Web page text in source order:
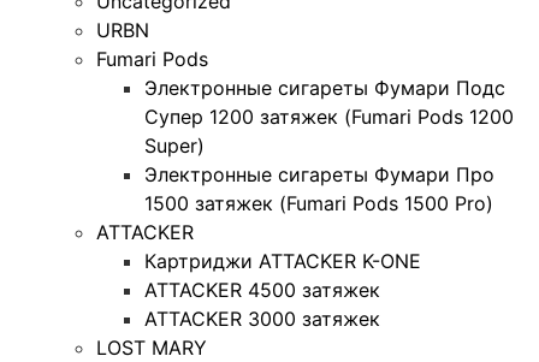
URBN
Fumari Pods
Электронные сигареты Фумари Подс
Супер 1200 затяжек (Fumari Pods 1200
Super)
Электронные сигареты Фумари Про
1500 затяжек (Fumari Pods 1500 Pro)
ATTACKER
Картриджи ATTACKER K-ONE
ATTACKER 4500 затяжек
ATTACKER 3000 затяжек
LOST MARY